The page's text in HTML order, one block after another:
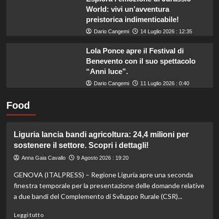
World: vivi un’avventura
preistorica indimenticabile!
Dario Cangemi 14 Luglio 2026 : 12:35
Lola Ponce apre il Festival di
Benevento con il suo spettacolo
“Anni luce”.
Dario Cangemi 11 Luglio 2026 : 0:40
Food
Liguria lancia bandi agricoltura: 24,4 milioni per
sostenere il settore. Scopri i dettagli!
Anna Gaia Cavallo 9 Agosto 2026 : 19:20
GENOVA (ITALPRESS) – Regione Liguria apre una seconda
finestra temporale per la presentazione delle domande relative
a due bandi del Complemento di Sviluppo Rurale (CSR)...
Leggi tuttoLeggi